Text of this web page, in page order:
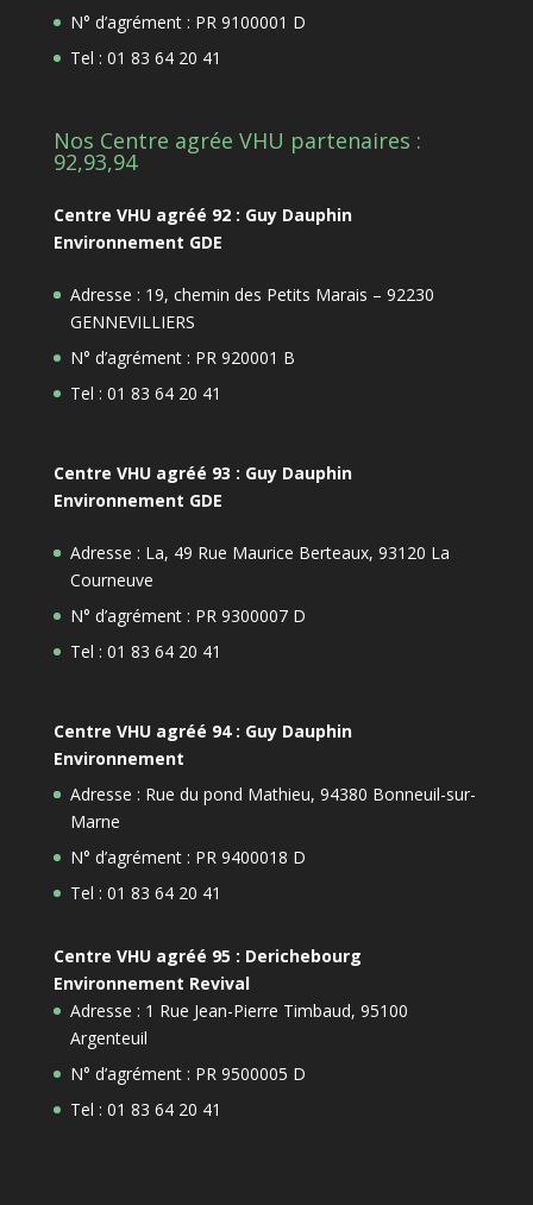
N° d’agrément : PR 9100001 D
Tel : 01 83 64 20 41
Nos Centre agrée VHU partenaires :
92,93,94
Centre VHU agréé 92 : Guy Dauphin
Environnement GDE
Adresse : 19, chemin des Petits Marais – 92230
GENNEVILLIERS
N° d’agrément : PR 920001 B
Tel : 01 83 64 20 41
Centre VHU agréé 93 : Guy Dauphin
Environnement GDE
Adresse : La, 49 Rue Maurice Berteaux, 93120 La
Courneuve
N° d’agrément : PR 9300007 D
Tel : 01 83 64 20 41
Centre VHU agréé 94 : Guy Dauphin
Environnement
Adresse : Rue du pond Mathieu, 94380 Bonneuil-sur-
Marne
N° d’agrément : PR 9400018 D
Tel : 01 83 64 20 41
Centre VHU agréé 95 : Derichebourg
Environnement Revival
Adresse : 1 Rue Jean-Pierre Timbaud, 95100
Argenteuil
N° d’agrément : PR 9500005 D
Tel : 01 83 64 20 41